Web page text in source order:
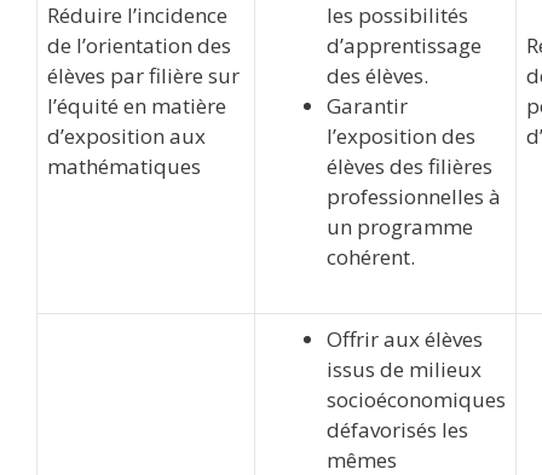
Réduire l’incidence
de l’orientation des
élèves par filière sur
l’équité en matière
d’exposition aux
mathématiques
les possibilités
d’apprentissage
des élèves.
Garantir
l’exposition des
élèves des filières
professionnelles à
un programme
cohérent.
Offrir aux élèves
issus de milieux
socioéconomiques
défavorisés les
mêmes